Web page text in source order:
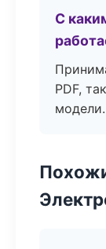
С
PDF,
модели.